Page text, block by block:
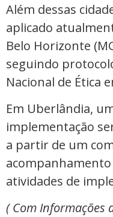
Além dessas
aplicado
Belo Horizonte
seguindo
Nacional de Ética
Em Uberlândia,
implementação
a partir de um
atividades de
( Com Informações